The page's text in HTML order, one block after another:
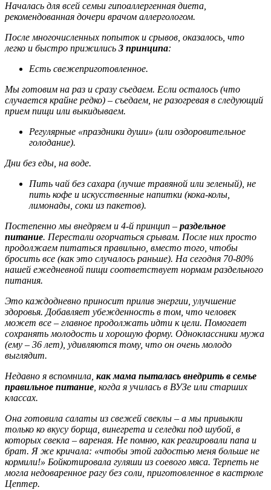
Началась для всей семьи гипоаллергенная диета,
рекомендованная дочери врачом аллергологом.
После многочисленных попыток и срывов, оказалось, что
легко и быстро прижились 3 принципа:
Есть свежеприготовленное.
Мы готовим на раз и сразу съедаем. Если осталось (что
случается крайне редко) – съедаем, не разогревая в следующий
прием пищи или выкидываем.
Регулярные «праздники души» (или оздоровительное
голодание).
Дни без еды, на воде.
Пить чай без сахара (лучше травяной или зеленый), не
пить кофе и искусственные напитки (кока-колы,
лимонады, соки из пакетов).
Постепенно мы внедряем и 4-й принцип – раздельное
питание. Перестали огорчаться срывам. После них просто
продолжаем питаться правильно, вместо того, чтобы
бросить все (как это случалось раньше). На сегодня 70-80%
нашей ежедневной пищи соответствует нормам раздельного
питания.
Это каждодневно приносит прилив энергии, улучшение
здоровья. Добавляет убежденность в том, что человек
может все – главное продолжать идти к цели. Помогает
сохранять молодость и хорошую форму. Одноклассники мужа
(ему – 36 лет), удивляются тому, что он очень молодо
выглядит.
Недавно я вспомнила, как мама пыталась внедрить в семье
правильное питание, когда я училась в ВУЗе или старших
классах.
Она готовила салаты из свежей свеклы – а мы привыкли
только ко вкусу борща, винегрета и селедки под шубой, в
которых свекла – вареная. Не помню, как реагировали папа и
брат. Я же кричала: «чтобы этой гадостью меня больше не
кормили!» Бойкотировала гуляши из соевого мяса. Терпеть не
могла недоваренное рагу без соли, приготовленное в кастрюле
Цептер.